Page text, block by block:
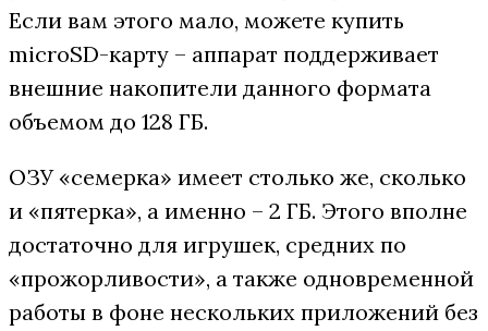
Если вам этого мало, можете купить
microSD-карту – аппарат поддерживает
внешние накопители данного формата
объемом до 128 ГБ.
ОЗУ «семерка» имеет столько же, сколько
и «пятерка», а именно – 2 ГБ. Этого вполне
достаточно для игрушек, средних по
«прожорливости», а также одновременной
работы в фоне нескольких приложений без